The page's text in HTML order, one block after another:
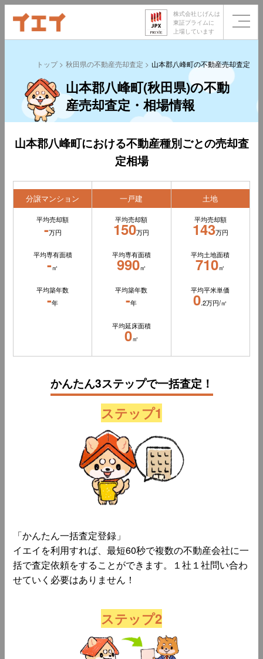
株式会社じげんは
東証プライムに
上場しています
トップ 秋田県の不動産売却査定 山本郡八峰町の不動産売却査定
山本郡八峰町(秋田県)の不動
産売却査定・相場情報
山本郡八峰町における不動産種別ごとの売却査
定相場
分譲マンション
平均売却額
-万円
平均専有面積
-㎡
平均築年数
-年
一戸建
平均売却額
150万円
平均専有面積
990㎡
平均築年数
-年
平均延床面積
0㎡
土地
平均売却額
143万円
平均土地面積
710㎡
平均平米単価
0.2万円/㎡
かんたん3ステップで一括査定！
ステップ1
「かんたん一括査定登録」
イエイを利用すれば、最短60秒で複数の不動産会社に一
括で査定依頼をすることができます。１社１社問い合わ
せていく必要はありません！
ステップ2